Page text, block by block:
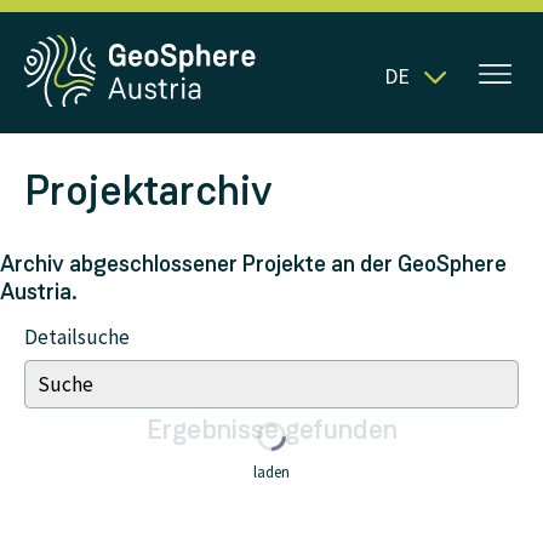
DE
Projektarchiv
Archiv abgeschlossener Projekte an der GeoSphere
Austria.
Detailsuche
Ergebnissegefunden
laden